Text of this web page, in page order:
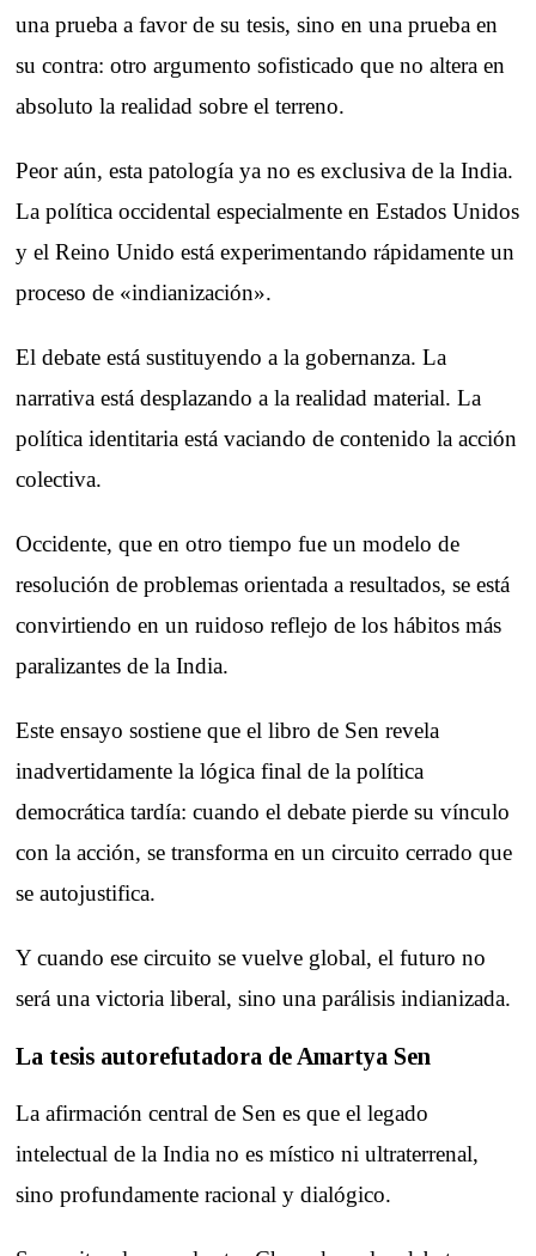
una prueba a favor de su tesis, sino en una prueba en
su contra: otro argumento sofisticado que no altera en
absoluto la realidad sobre el terreno.
Peor aún, esta patología ya no es exclusiva de la India.
La política occidental especialmente en Estados Unidos
y el Reino Unido está experimentando rápidamente un
proceso de «indianización».
El debate está sustituyendo a la gobernanza. La
narrativa está desplazando a la realidad material. La
política identitaria está vaciando de contenido la acción
colectiva.
Occidente, que en otro tiempo fue un modelo de
resolución de problemas orientada a resultados, se está
convirtiendo en un ruidoso reflejo de los hábitos más
paralizantes de la India.
Este ensayo sostiene que el libro de Sen revela
inadvertidamente la lógica final de la política
democrática tardía: cuando el debate pierde su vínculo
con la acción, se transforma en un circuito cerrado que
se autojustifica.
Y cuando ese circuito se vuelve global, el futuro no
será una victoria liberal, sino una parálisis indianizada.
La tesis autorefutadora de Amartya Sen
La afirmación central de Sen es que el legado
intelectual de la India no es místico ni ultraterrenal,
sino profundamente racional y dialógico.